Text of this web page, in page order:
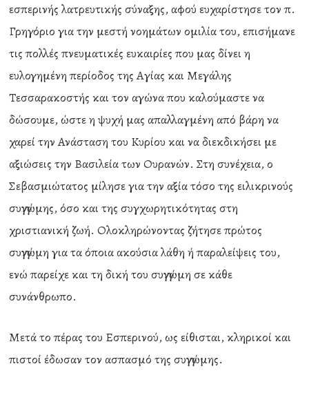
εσπερινής λατρευτικής σύναξης, αφού ευχαρίστησε τον π.
Γρηγόριο για την μεστή νοημάτων ομιλία του, επισήμανε
τις πολλές πνευματικές ευκαιρίες που μας δίνει η
ευλογημένη περίοδος της Αγίας και Μεγάλης
Τεσσαρακοστής και τον αγώνα που καλούμαστε να
δώσουμε, ώστε η ψυχή μας απαλλαγμένη από βάρη να
χαρεί την Ανάσταση του Κυρίου και να διεκδικήσει με
αξιώσεις την Βασιλεία των Ουρανών. Στη συνέχεια, ο
Σεβασμιώτατος μίλησε για την αξία τόσο της ειλικρινούς
συγγνώμης, όσο και της συγχωρητικότητας στη
χριστιανική ζωή. Ολοκληρώνοντας ζήτησε πρώτος
συγγνώμη για τα όποια ακούσια λάθη ή παραλείψεις του,
ενώ παρείχε και τη δική του συγγνώμη σε κάθε
συνάνθρωπο.
Μετά το πέρας του Εσπερινού, ως είθισται, κληρικοί και
πιστοί έδωσαν τον ασπασμό της συγγνώμης.